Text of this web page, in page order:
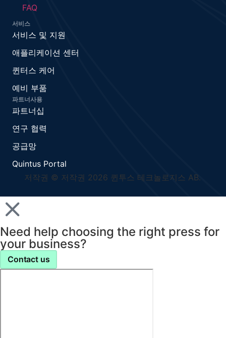
FAQ
서비스
서비스 및 지원
애플리케이션 센터
퀸터스 케어
예비 부품
파트너사용
파트너십
연구 협력
공급망
Quintus Portal
저작권 © 저작권 2026 퀸투스 테크놀로지스 AB.
Need help choosing the right press for
your business?
Contact us